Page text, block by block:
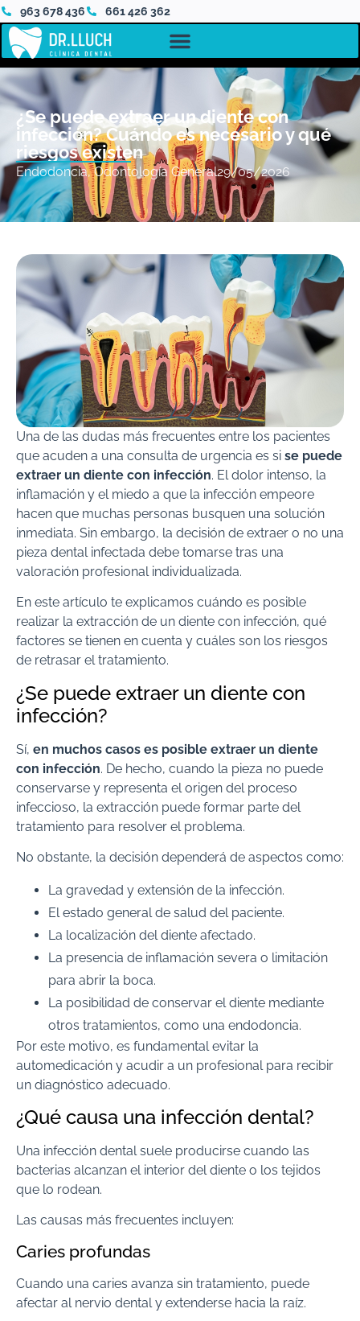
963 678 436 661 426 362
¿Se puede extraer un diente con
infección? Cuándo es necesario y qué
riesgos existen
Endodoncia,Odontología General29/05/2026
Una de las dudas más frecuentes entre los pacientes
que acuden a una consulta de urgencia es si se puede
extraer un diente con infección. El dolor intenso, la
inflamación y el miedo a que la infección empeore
hacen que muchas personas busquen una solución
inmediata. Sin embargo, la decisión de extraer o no una
pieza dental infectada debe tomarse tras una
valoración profesional individualizada.
En este artículo te explicamos cuándo es posible
realizar la extracción de un diente con infección, qué
factores se tienen en cuenta y cuáles son los riesgos
de retrasar el tratamiento.
¿Se puede extraer un diente con
infección?
Sí, en muchos casos es posible extraer un diente
con infección. De hecho, cuando la pieza no puede
conservarse y representa el origen del proceso
infeccioso, la extracción puede formar parte del
tratamiento para resolver el problema.
No obstante, la decisión dependerá de aspectos como:
La gravedad y extensión de la infección.
El estado general de salud del paciente.
La localización del diente afectado.
La presencia de inflamación severa o limitación
para abrir la boca.
La posibilidad de conservar el diente mediante
otros tratamientos, como una endodoncia.
Por este motivo, es fundamental evitar la
automedicación y acudir a un profesional para recibir
un diagnóstico adecuado.
¿Qué causa una infección dental?
Una infección dental suele producirse cuando las
bacterias alcanzan el interior del diente o los tejidos
que lo rodean.
Las causas más frecuentes incluyen:
Caries profundas
Cuando una caries avanza sin tratamiento, puede
afectar al nervio dental y extenderse hacia la raíz.